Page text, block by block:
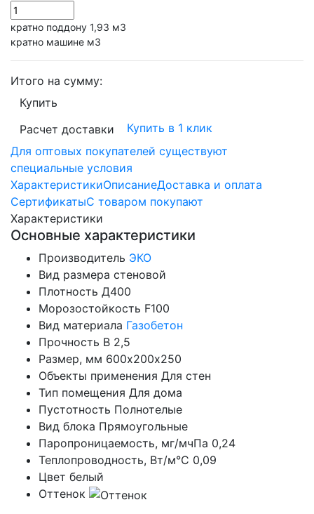
кратно поддону 1,93 м3
кратно машине м3
Итого на сумму:
Купить
Расчет доставки
Купить в 1 клик
Для оптовых покупателей существуют
специальные условия
ХарактеристикиОписаниеДоставка и оплата
СертификатыС товаром покупают
Характеристики
Основные характеристики
Производитель ЭКО
Вид размера стеновой
Плотность Д400
Морозостойкость F100
Вид материала Газобетон
Прочность B 2,5
Размер, мм 600х200х250
Объекты применения Для стен
Тип помещения Для дома
Пустотность Полнотелые
Вид блока Прямоугольные
Паропроницаемость, мг/мчПа 0,24
Теплопроводность, Вт/м°С 0,09
Цвет белый
Оттенок